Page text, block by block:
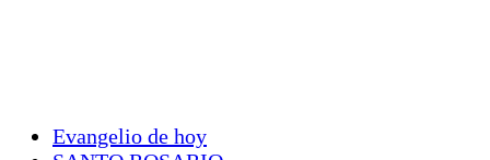
Evangelio de hoy